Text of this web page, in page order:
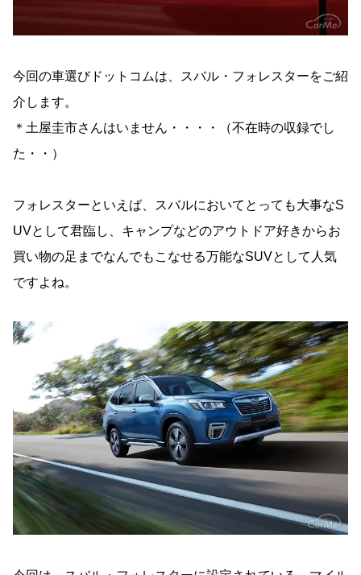
今回の車選びドットコムは、スバル・フォレスターをご紹
介します。
＊土屋圭市さんはいません・・・・（不在時の収録でし
た・・）
フォレスターといえば、スバルにおいてとっても大事なS
UVとして君臨し、キャンプなどのアウトドア好きからお
買い物の足までなんでもこなせる万能なSUVとして人気
ですよね。